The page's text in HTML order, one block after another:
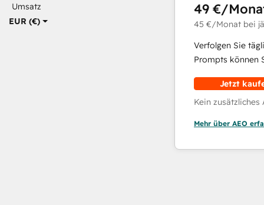
EUR (€)
Umsatz
49 €/
45 €/Monat bei
Verfolgen Sie
Prompts können
Jetzt
Kein
Mehr über AEO